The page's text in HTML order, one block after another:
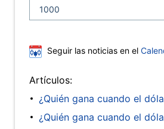
Seguir las noticias en el
Artículos:
¿Quién gana cuando el
¿Quién gana cuando el